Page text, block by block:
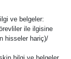
ve belgeler:
ile ilgisine
hisseler hariç)/